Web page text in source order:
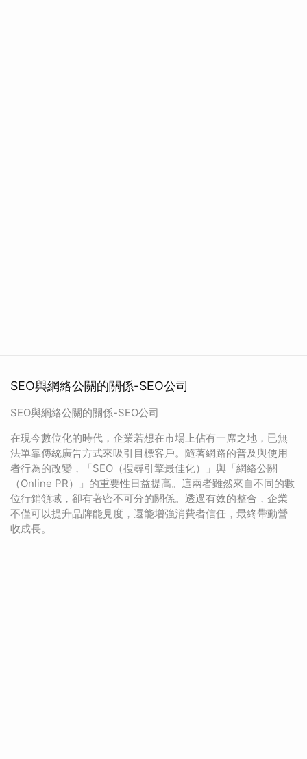
SEO與網絡公關的關係-SEO公司
SEO與網絡公關的關係-SEO公司
在現今數位化的時代，企業若想在市場上佔有一席之地，已無
法單靠傳統廣告方式來吸引目標客戶。隨著網路的普及與使用
者行為的改變，「SEO（搜尋引擎最佳化）」與「網絡公關
（Online PR）」的重要性日益提高。這兩者雖然來自不同的數
位行銷領域，卻有著密不可分的關係。透過有效的整合，企業
不僅可以提升品牌能見度，還能增強消費者信任，最終帶動營
收成長。